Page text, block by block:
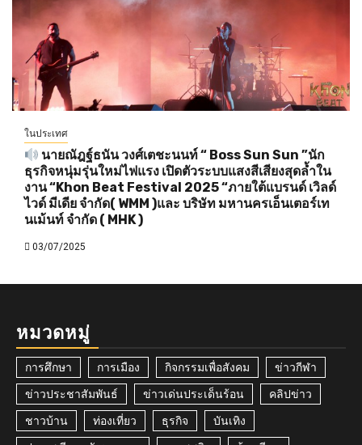
ในประเทศ
นายณัฎฐ์ธนัน วงศ์เตชะนนท์ “ Boss Sun Sun ”นัก
ธุรกิจหนุ่มรุ่นใหม่ไฟแรง เปิดตัวระบบแสงสีเสียงสุดล้ำใน
งาน “Khon Beat Festival 2025 “ภายใต้แบรนด์ เวิลด์
ไวด์ มีเดีย จำกัด( WMM )และ บริษัท มหานครเอ็นเตอร์เท
นเม้นท์ จำกัด ( MHK )
03/07/2025
หมวดหมู่
การศึกษา การเมือง กิจกรรมเพื่อสังคม ข่าวกีฬา
ข่าวประชาสัมพันธ์ ข่าวเด่นประเด็นร้อน คลิปข่าว
ชาวบ้าน ท่องเที่ยว ธุรกิจ บันเทิง